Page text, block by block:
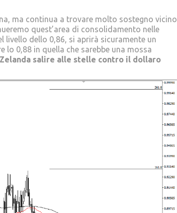
ma continua a trovare molto sostegno vicino
quest’area di consolidamento nelle
livello dello 0,86, si aprirà sicuramente un
lo 0,88 in quella che sarebbe una mossa
salire alle stelle contro il dollaro